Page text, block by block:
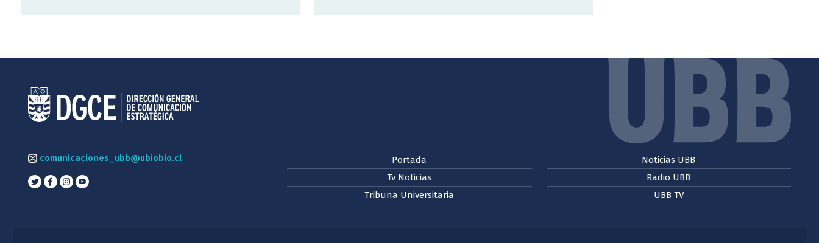
comunicaciones_ubb@ubiobio.cl
Portada
Tv Noticias
Tribuna Universitaria
Noticias UBB
Radio UBB
UBB TV